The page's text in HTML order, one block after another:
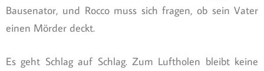
Bausenator, und Rocco muss sich fragen, ob sein Vater
einen Mörder deckt.
Es geht Schlag auf Schlag. Zum Luftholen bleibt keine